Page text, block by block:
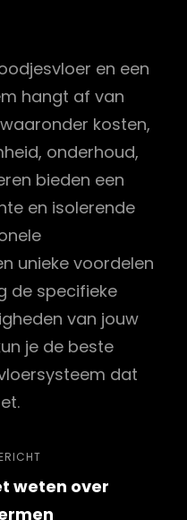
en een
hangt af van
kosten,
onderhoud,
bieden een
en isolerende
unieke voordelen
de specifieke
van jouw
je de beste
dat
weten over